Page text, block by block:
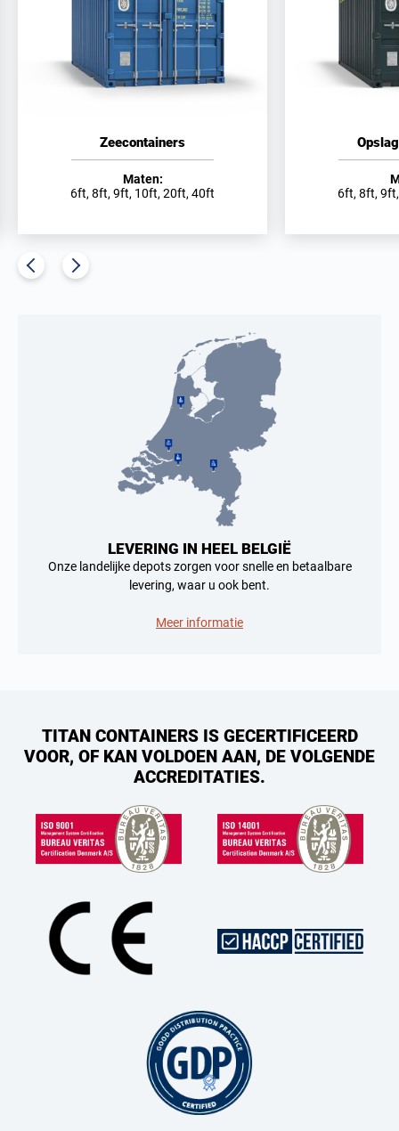
Zeecontainers
Maten:
6ft, 8ft, 9ft, 10ft, 20ft, 40ft
6ft, 8ft,
LEVERING IN HEEL BELGIË
Onze landelijke depots zorgen voor snelle en betaalbare
levering, waar u ook bent.
Meer informatie
TITAN CONTAINERS IS GECERTIFICEERD
VOOR, OF KAN VOLDOEN AAN, DE VOLGENDE
ACCREDITATIES.